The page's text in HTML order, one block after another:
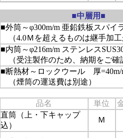
■中層用■
■外筒～φ300m/m 亜鉛鉄板スパイ
（4.0Ｍを超えるものは継手加工
■内筒～φ216m/m ステンレス
（受注製作のため、納期をご確
■断熱材～ロックウール 厚=40m/
（煙筒の運送費は別途）
品名 単位
直筒（上・下キャップ
込）
Ｍ